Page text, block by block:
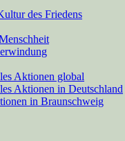
des Friedens
Aktionen global
Aktionen in Deutschland
in Braunschweig